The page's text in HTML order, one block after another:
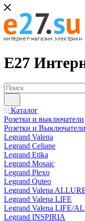
Е27
Каталог
Розетки и выключатели
Розетки и
Legrand Valena
Legrand Celiane
Legrand Etika
Legrand Mosaic
Legrand Plexo
Legrand Quteo
Legrand Valena
Legrand Valena LIFE
Legrand Valena LIFE/
Legrand INSPIRIA